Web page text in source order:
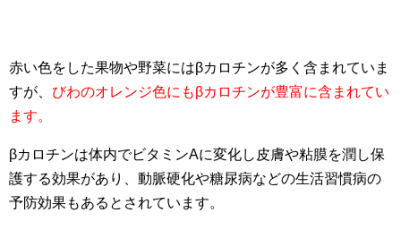
赤い色をした果物や野菜にはβカロチンが多く含まれていま
すが、 びわのオレンジ色にもβカロチンが豊富に含まれてい
ます。
βカロチンは体内でビタミンAに変化し皮膚や粘膜を潤し保
護する効果があり、動脈硬化や糖尿病などの生活習慣病の
予防効果もあるとされています。